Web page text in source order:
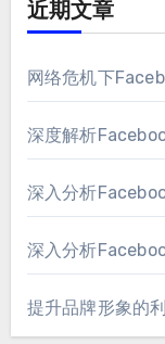
近期文章
网络危机下
深度解析
深入分析
深入分析
提升品牌形象的